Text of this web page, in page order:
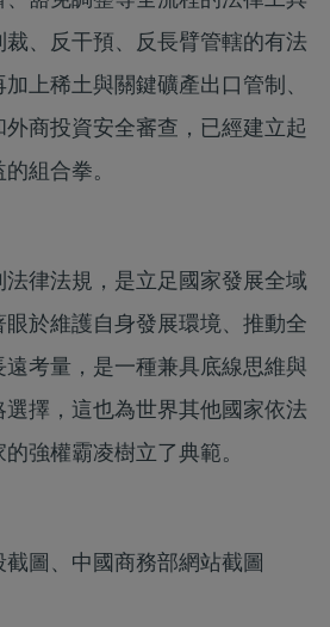
、反干預、反長臂管轄的有法
上稀土與關鍵礦產出口管制、
商投資安全審查，已經建立起
組合拳。
律法規，是立足國家發展全域
於維護自身發展環境、推動全
考量，是一種兼具底線思維與
擇，這也為世界其他國家依法
強權霸凌樹立了典範。
圖、中國商務部網站截圖